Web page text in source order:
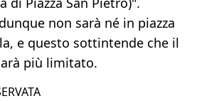
non sarà né in piazza
e questo sottintende che il
più limitato.